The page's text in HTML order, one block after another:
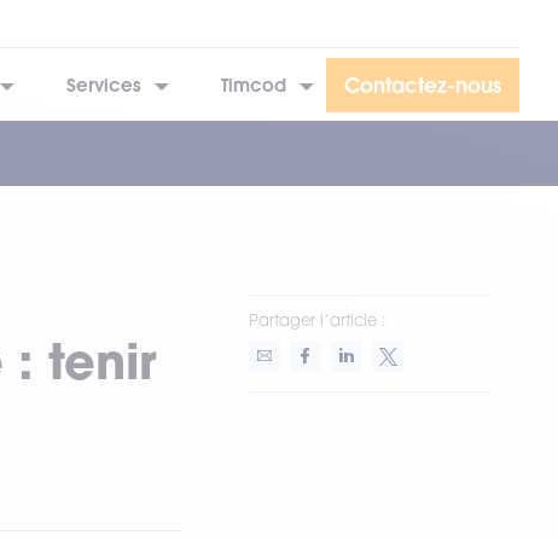
Services Timcod Contactez-nous
Partager l’article :
: tenir